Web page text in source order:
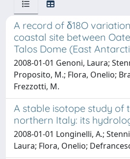
A record of δ18O
coastal site between
Talos Dome (East
2008-01-01 Genoni, Laura;
Proposito, M.; Flora, Onelio;
Frezzotti, M.
A stable isotope study of
northern Italy: its
2008-01-01 Longinelli, A.;
Laura; Flora, Onelio;